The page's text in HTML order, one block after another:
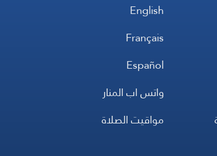
English
Français
Español
واتس اب المنار
مواقيت الصلاة